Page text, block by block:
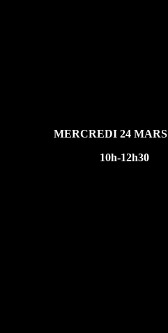
MERCREDI 24 MARS
10h-12h30